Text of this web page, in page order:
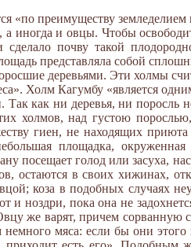
«по преимуществу
а иногда и овцы. Чтобы
почву такой
представляла собой
деревьями. Эти холмы
Холм Кагумбу «является
как ни деревья, ни поросль
холмов, над густою
гиен, не находящих
площадка,
посещает голод или засуха,
остаются в своих хижинах,
коза в подобных случаях
и ноздри, пока она не
же варят, причем сорванную
мяса: если бы они